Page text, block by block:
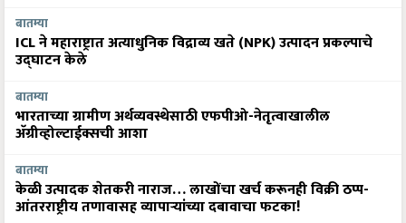
बातम्या
ICL ने महाराष्ट्रात अत्याधुनिक विद्राव्य खते (NPK) उत्पादन प्रकल्पाचे
उद्घाटन केले
बातम्या
भारताच्या ग्रामीण अर्थव्यवस्थेसाठी एफपीओ-नेतृत्वाखालील
अ‍ॅग्रीव्होल्टाईक्सची आशा
बातम्या
केळी उत्पादक शेतकरी नाराज… लाखोंचा खर्च करूनही विक्री ठप्प-
आंतरराष्ट्रीय तणावासह व्यापाऱ्यांच्या दबावाचा फटका!